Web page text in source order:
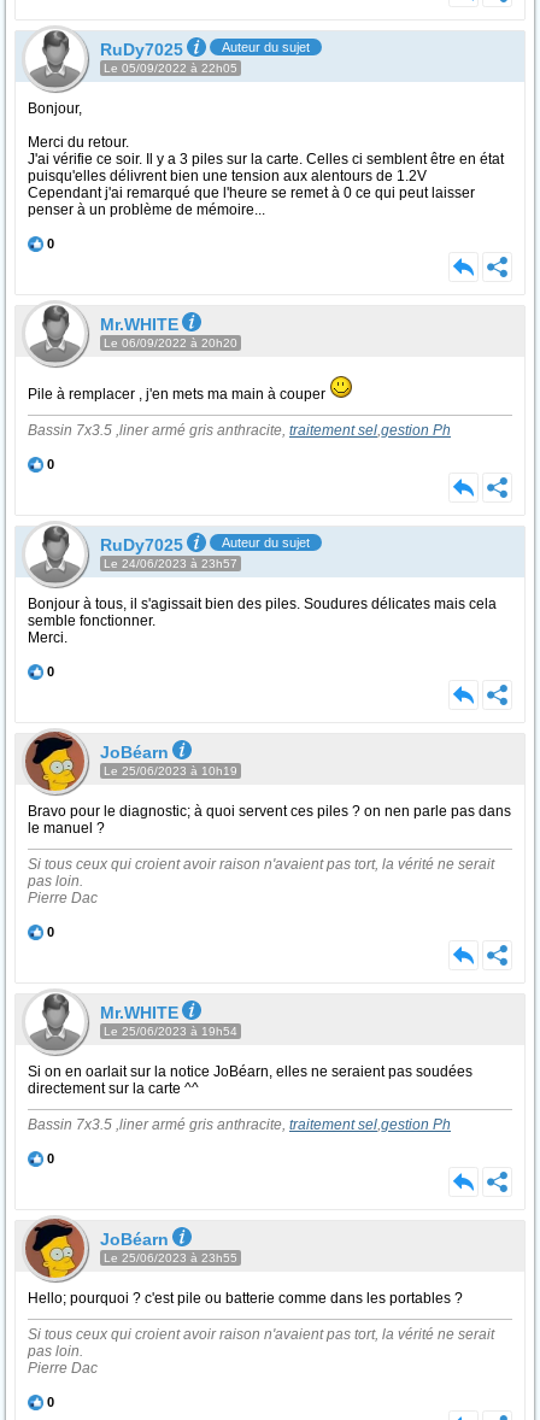
RuDy7025 Auteur du sujet
Le 05/09/2022 à 22h05
Bonjour,
Merci du retour.
J'ai vérifie ce soir. Il y a 3 piles sur la carte. Celles ci semblent être en état
puisqu'elles délivrent bien une tension aux alentours de 1.2V
Cependant j'ai remarqué que l'heure se remet à 0 ce qui peut laisser
penser à un problème de mémoire...
0
Mr.WHITE
Le 06/09/2022 à 20h20
Pile à remplacer , j'en mets ma main à couper
Bassin 7x3.5 ,liner armé gris anthracite, traitement sel,gestion Ph
0
RuDy7025 Auteur du sujet
Le 24/06/2023 à 23h57
Bonjour à tous, il s'agissait bien des piles. Soudures délicates mais cela
semble fonctionner.
Merci.
0
JoBéarn
Le 25/06/2023 à 10h19
Bravo pour le diagnostic; à quoi servent ces piles ? on nen parle pas dans
le manuel ?
Si tous ceux qui croient avoir raison n'avaient pas tort, la vérité ne serait
pas loin.
Pierre Dac
0
Mr.WHITE
Le 25/06/2023 à 19h54
Si on en oarlait sur la notice JoBéarn, elles ne seraient pas soudées
directement sur la carte ^^
Bassin 7x3.5 ,liner armé gris anthracite, traitement sel,gestion Ph
0
JoBéarn
Le 25/06/2023 à 23h55
Hello; pourquoi ? c'est pile ou batterie comme dans les portables ?
Si tous ceux qui croient avoir raison n'avaient pas tort, la vérité ne serait
pas loin.
Pierre Dac
0